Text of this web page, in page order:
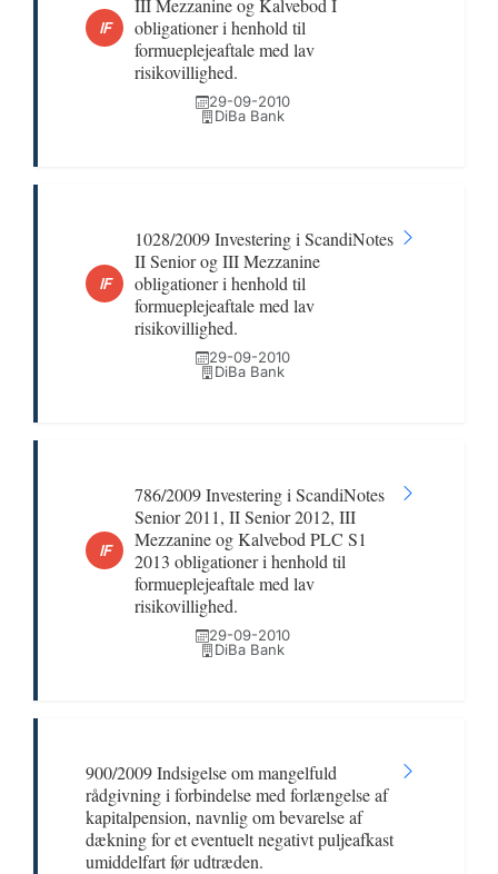
IF
III Mezzanine og Kalvebod I
obligationer i henhold til
formueplejeaftale med lav
risikovillighed.
29-09-2010
DiBa Bank
IF
1028/2009 Investering i ScandiNotes
II Senior og III Mezzanine
obligationer i henhold til
formueplejeaftale med lav
risikovillighed.
29-09-2010
DiBa Bank
IF
786/2009 Investering i ScandiNotes
Senior 2011, II Senior 2012, III
Mezzanine og Kalvebod PLC S1
2013 obligationer i henhold til
formueplejeaftale med lav
risikovillighed.
29-09-2010
DiBa Bank
900/2009 Indsigelse om mangelfuld
rådgivning i forbindelse med forlængelse af
kapitalpension, navnlig om bevarelse af
dækning for et eventuelt negativt puljeafkast
umiddelfart før udtræden.